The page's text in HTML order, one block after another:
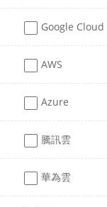
Google
AWS
Azure
騰訊雲
華為雲